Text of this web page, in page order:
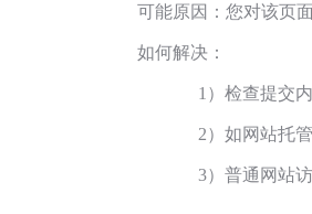
可能原因：您对该页
如何解决：
1）检查提交
2）如网站托
3）普通网站